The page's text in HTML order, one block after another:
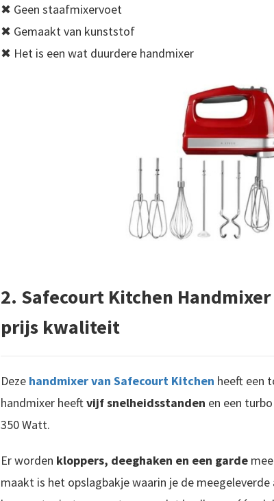
✖ Geen staafmixervoet
✖ Gemaakt van kunststof
✖ Het is een wat duurdere handmixer
2. Safecourt Kitchen
prijs kwaliteit
Deze handmixer van Safecourt Kitchen heeft een
handmixer heeftvijf snelheidsstanden en een
350 Watt.
Er worden kloppers, deeghaken en een garde
maakt is het opslagbakje waarin je de